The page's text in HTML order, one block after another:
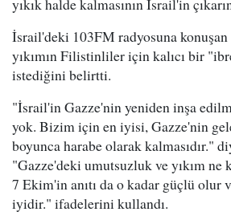
yıkık halde kalmasının İsrail'in
İsrail'deki 103FM radyosuna
yıkımın Filistinliler için kalıcı bir
istediğini belirtti.
"İsrail'in Gazze'nin yeniden inşa
yok. Bizim için en iyisi, Gazze'nin
boyunca harabe olarak kalmasıdır."
"Gazze'deki umutsuzluk ve yıkım ne
7 Ekim'in anıtı da o kadar güçlü olur
iyidir." ifadelerini kullandı.